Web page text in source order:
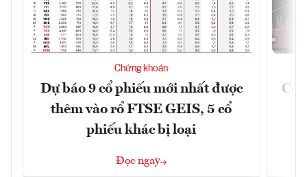
Chứng khoán
Dự báo 9 cổ phiếu mới nhất được
thêm vào rổ FTSE GEIS, 5 cổ
phiếu khác bị loại
Đọc ngay
Có